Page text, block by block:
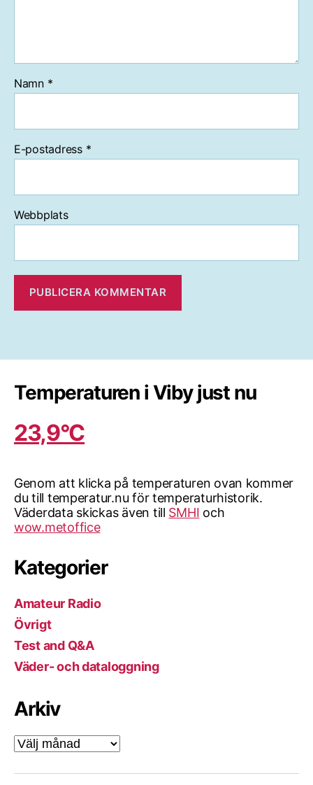
Namn *
E-postadress *
Webbplats
Temperaturen i Viby just nu
23,9°C
Genom att klicka på temperaturen ovan kommer
du till temperatur.nu för temperaturhistorik.
Väderdata skickas även till SMHI och
wow.metoffice
Kategorier
Amateur Radio
Övrigt
Test and Q&A
Väder- och dataloggning
Arkiv
Arkiv